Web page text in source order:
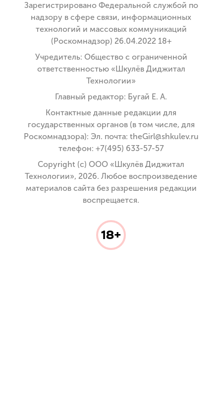
Зарегистрировано Федеральной службой по
надзору в сфере связи, информационных
технологий и массовых коммуникаций
(Роскомнадзор) 26.04.2022 18+
Учредитель: Общество с ограниченной
ответственностью «Шкулёв Диджитал
Технологии»
Главный редактор: Бугай Е. А.
Контактные данные редакции для
государственных органов (в том числе, для
Роскомнадзора): Эл. почта: theGirl@shkulev.ru
телефон: +7(495) 633-57-57
Copyright (с) ООО «Шкулёв Диджитал
Технологии», 2026. Любое воспроизведение
материалов сайта без разрешения редакции
воспрещается.
18+